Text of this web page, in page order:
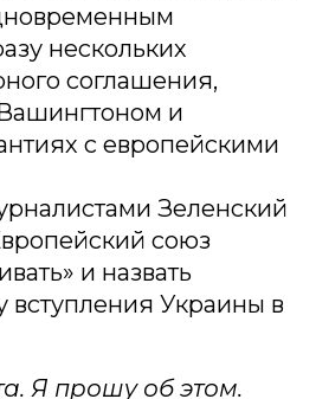
нескольких
соглашения,
и
с европейскими
Зеленский
союз
и назвать
вступления Украины в
Я прошу об этом.